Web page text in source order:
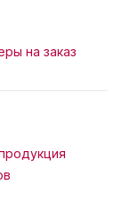
на заказ